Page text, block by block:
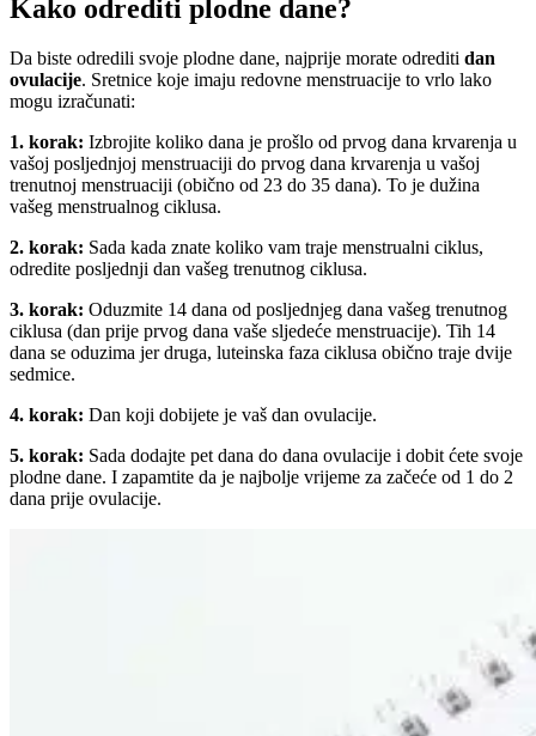
Kako odrediti plodne dane?
Da biste odredili svoje plodne dane, najprije morate odrediti dan
ovulacije. Sretnice koje imaju redovne menstruacije to vrlo lako
mogu izračunati:
1. korak: Izbrojite koliko dana je prošlo od prvog dana krvarenja u
vašoj posljednjoj menstruaciji do prvog dana krvarenja u vašoj
trenutnoj menstruaciji (obično od 23 do 35 dana). To je dužina
vašeg menstrualnog ciklusa.
2. korak: Sada kada znate koliko vam traje menstrualni ciklus,
odredite posljednji dan vašeg trenutnog ciklusa.
3. korak: Oduzmite 14 dana od posljednjeg dana vašeg trenutnog
ciklusa (dan prije prvog dana vaše sljedeće menstruacije). Tih 14
dana se oduzima jer druga, luteinska faza ciklusa obično traje dvije
sedmice.
4. korak: Dan koji dobijete je vaš dan ovulacije.
5. korak: Sada dodajte pet dana do dana ovulacije i dobit ćete svoje
plodne dane. I zapamtite da je najbolje vrijeme za začeće od 1 do 2
dana prije ovulacije.